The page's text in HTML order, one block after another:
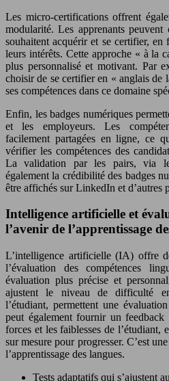
Les micro-certifications offrent
modularité. Les apprenants peuvent
souhaitent acquérir et se certifier,
leurs intérêts. Cette approche « à la
plus personnalisé et motivant. Par
choisir de se certifier en « anglais de
ses compétences dans ce domaine
Enfin, les badges numériques
et les employeurs. Les
facilement partagées en ligne, ce
vérifier les compétences des
La validation par les pairs, via
également la crédibilité des badges
être affichés sur LinkedIn et d’autres
Intelligence artificielle et
l’avenir de l’apprentissage
L’intelligence artificielle (IA) offre
l’évaluation des compétences
évaluation plus précise et
ajustent le niveau de difficulté
l’étudiant, permettent une
peut également fournir un feedback
forces et les faiblesses de l’étudiant,
sur mesure pour progresser. C’est
l’apprentissage des langues.
Tests adaptatifs qui s’ajustent